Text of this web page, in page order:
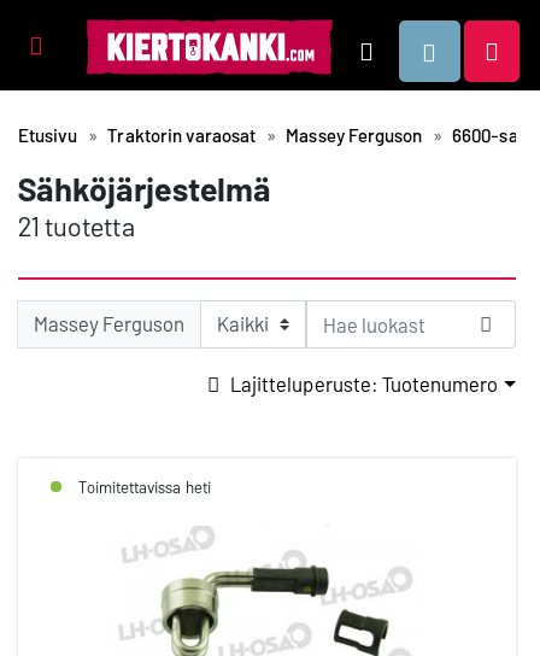
Tuotealueet Hae
Etusivu Traktorin varaosat Massey Ferguson 6600-sarja
Sähköjärjestelmä
21 tuotetta
Massey Ferguson
Lajitteluperuste: Tuotenumero
Toimitettavissa heti